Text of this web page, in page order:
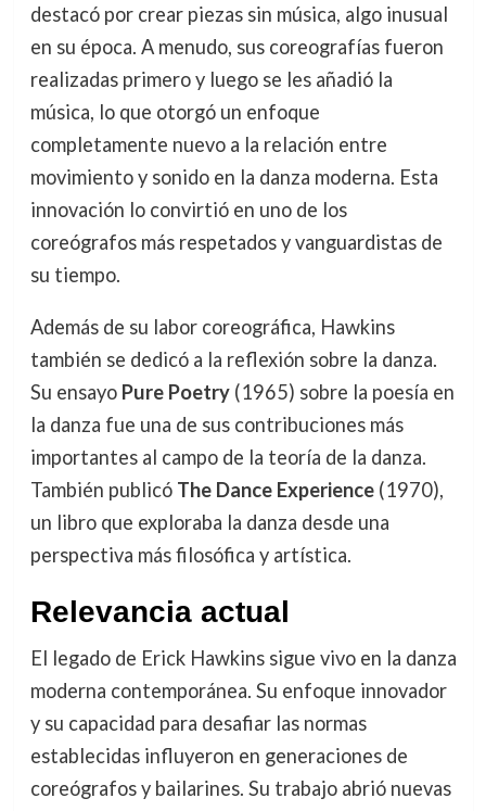
destacó por crear piezas sin música, algo inusual
en su época. A menudo, sus coreografías fueron
realizadas primero y luego se les añadió la
música, lo que otorgó un enfoque
completamente nuevo a la relación entre
movimiento y sonido en la danza moderna. Esta
innovación lo convirtió en uno de los
coreógrafos más respetados y vanguardistas de
su tiempo.
Además de su labor coreográfica, Hawkins
también se dedicó a la reflexión sobre la danza.
Su ensayo Pure Poetry(1965) sobre la poesía en
la danza fue una de sus contribuciones más
importantes al campo de la teoría de la danza.
También publicó The Dance Experience(1970),
un libro que exploraba la danza desde una
perspectiva más filosófica y artística.
Relevancia actual
El legado de Erick Hawkins sigue vivo en la danza
moderna contemporánea. Su enfoque innovador
y su capacidad para desafiar las normas
establecidas influyeron en generaciones de
coreógrafos y bailarines. Su trabajo abrió nuevas